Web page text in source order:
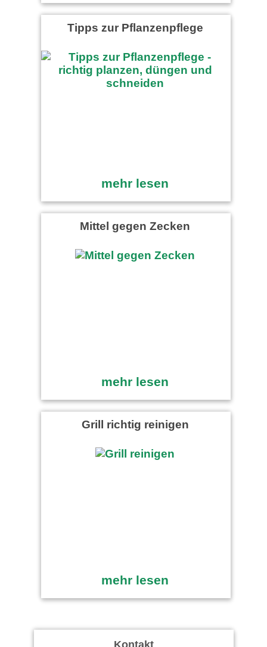
Tipps zur Pflanzenpflege
mehr lesen
Mittel gegen Zecken
mehr lesen
Grill richtig reinigen
mehr lesen